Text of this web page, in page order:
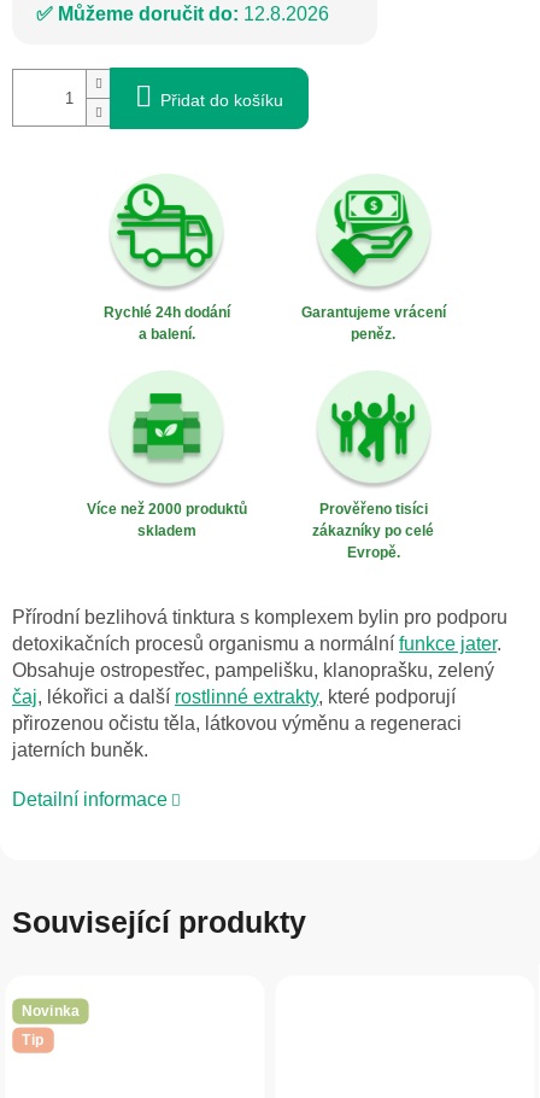
Můžeme doručit do: 12.8.2026
Přidat do košíku
Rychlé 24h dodání
a balení.
Garantujeme vrácení
peněz.
Více než 2000 produktů
skladem
Prověřeno tisíci
zákazníky po celé
Evropě.
Přírodní bezlihová tinktura s komplexem bylin pro podporu
detoxikačních procesů organismu a normální funkce jater.
Obsahuje ostropestřec, pampelišku, klanoprašku, zelený
čaj, lékořici a další rostlinné extrakty, které podporují
přirozenou očistu těla, látkovou výměnu a regeneraci
jaterních buněk.
Detailní informace
Související produkty
Novinka
Tip